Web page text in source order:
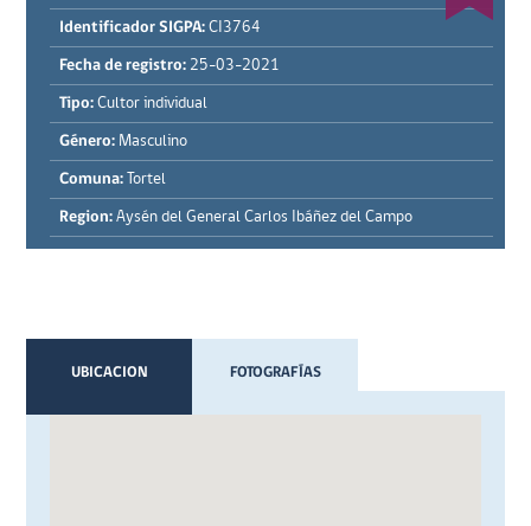
Identificador SIGPA: CI3764
Fecha de registro: 25-03-2021
Tipo: Cultor individual
Género: Masculino
Comuna: Tortel
Region: Aysén del General Carlos Ibáñez del Campo
UBICACION FOTOGRAFÍAS